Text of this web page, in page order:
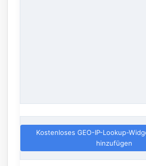
Kostenloses GEO-IP-Lookup-
hinzufügen